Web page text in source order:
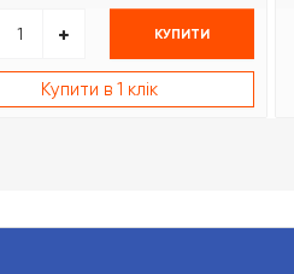
КУПИТИ
Купити в 1 клік